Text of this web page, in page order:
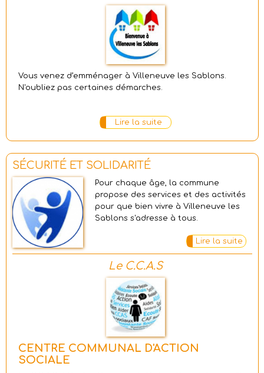
Vous venez d’emménager à Villeneuve les Sablons.
N'oubliez pas certaines démarches.
Lire la suite
SÉCURITÉ ET SOLIDARITÉ
Pour chaque âge, la commune
propose des services et des activités
pour que bien vivre à Villeneuve les
Sablons s'adresse à tous.
Lire la suite
Le C.C.A.S
CENTRE COMMUNAL D'ACTION
SOCIALE